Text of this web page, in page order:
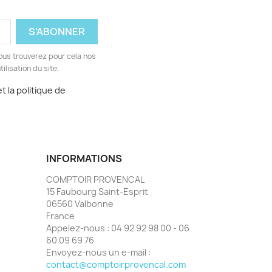
trouverez pour cela nos
du site.
la politique de
INFORMATIONS
COMPTOIR PROVENCAL
15 Faubourg Saint-Esprit
06560 Valbonne
France
Appelez-nous : 04 92 92 98 00 - 06
60 09 69 76
Envoyez-nous un e-mail :
contact@comptoirprovencal.com